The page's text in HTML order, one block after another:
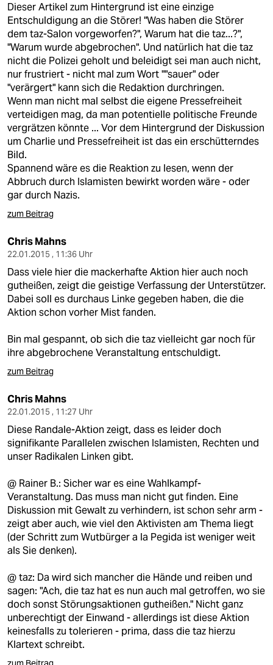
Dieser Artikel zum Hintergrund ist eine einzige
Entschuldigung an die Störer! "Was haben die Störer
dem taz-Salon vorgeworfen?", Warum hat die taz...?",
"Warum wurde abgebrochen". Und natürlich hat die taz
nicht die Polizei geholt und beleidigt sei man auch nicht,
nur frustriert - nicht mal zum Wort ""sauer" oder
"verärgert" kann sich die Redaktion durchringen.
Wenn man nicht mal selbst die eigene Pressefreiheit
verteidigen mag, da man potentielle politische Freunde
vergrätzen könnte ... Vor dem Hintergrund der Diskussion
um Charlie und Pressefreiheit ist das ein erschütterndes
Bild.
Spannend wäre es die Reaktion zu lesen, wenn der
Abbruch durch Islamisten bewirkt worden wäre - oder
gar durch Nazis.
zum Beitrag
Chris Mahns
22.01.2015 , 11:36 Uhr
Dass viele hier die mackerhafte Aktion hier auch noch
gutheißen, zeigt die geistige Verfassung der Unterstützer.
Dabei soll es durchaus Linke gegeben haben, die die
Aktion schon vorher Mist fanden.
Bin mal gespannt, ob sich die taz vielleicht gar noch für
ihre abgebrochene Veranstaltung entschuldigt.
zum Beitrag
Chris Mahns
22.01.2015 , 11:27 Uhr
Diese Randale-Aktion zeigt, dass es leider doch
signifikante Parallelen zwischen Islamisten, Rechten und
unser Radikalen Linken gibt.
@ Rainer B.: Sicher war es eine Wahlkampf-
Veranstaltung. Das muss man nicht gut finden. Eine
Diskussion mit Gewalt zu verhindern, ist schon sehr arm -
zeigt aber auch, wie viel den Aktivisten am Thema liegt
(der Schritt zum Wutbürger a la Pegida ist weniger weit
als Sie denken).
@ taz: Da wird sich mancher die Hände und reiben und
sagen: "Ach, die taz hat es nun auch mal getroffen, wo sie
doch sonst Störungsaktionen gutheißen." Nicht ganz
unberechtigt der Einwand - allerdings ist diese Aktion
keinesfalls zu tolerieren - prima, dass die taz hierzu
Klartext schreibt.